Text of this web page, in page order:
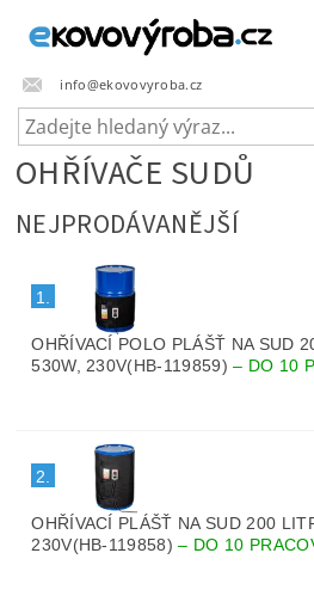
info@ekovovyroba.cz
OHŘÍVAČE SUDŮ
NEJPRODÁVANĚJŠÍ
1.
OHŘÍVACÍ POLO PLÁŠŤ NA SUD
530W, 230V(HB-119859)– DO 10
2.
OHŘÍVACÍ PLÁŠŤ NA SUD 200
230V(HB-119858)– DO 10